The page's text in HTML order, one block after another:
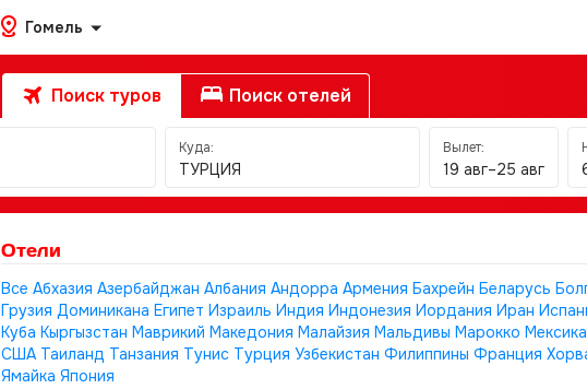
Гомель
Поиск туров Поиск отелей
Куда:
ТУРЦИЯ
Вылет:
19 авг–25 авг
Отели
Все Абхазия Азербайджан Албания Андорра Армения Бахрейн Беларусь
Грузия Доминикана Египет Израиль Индия Индонезия Иордания Иран
Куба Кыргызстан Маврикий Македония Малайзия Мальдивы Марокко Мексика
США Таиланд Танзания Тунис Турция Узбекистан Филиппины Франция
Ямайка Япония